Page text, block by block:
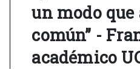
un modo
común” -
académico